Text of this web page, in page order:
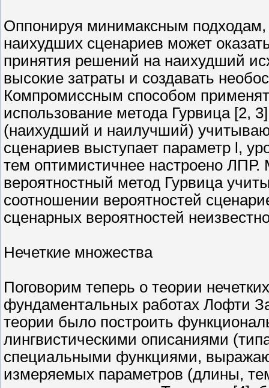
Оппонируя минимаксным подходам,
наихудших сценариев может
принятия решений на наихудший
высокие затраты и создавать
Компромиссным способом
использование метода Гурвица [2,
(наихудший и наилучший)
сценариев выступает параметр l,
тем оптимистичнее настроено
вероятностный метод Гурвица
соотношении вероятностей
сценарных вероятностей
Нечеткие множества
Поговорим теперь о теории
фундаментальных работах Лофти
теории было построить
лингвистическими описаниями
специальными функциями,
измеряемых параметров (длины,